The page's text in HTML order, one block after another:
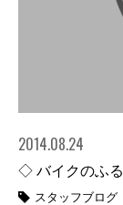
2014.08.24
◇ バイクのふ
スタッフブログ